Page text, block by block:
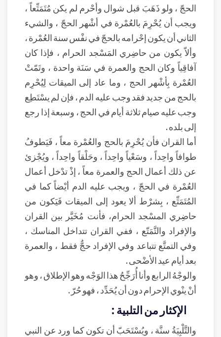
الحجّ ، ولو ذَهَبَ قبل شوال وأحْرم لم يكن مُتَمَتِّعاً ،
ويجب أن يُحْرِمَ بالعُمْرة في أشْهر الحجّ ، والشيء
الثاني أن يكون إحْرامه بالحجّ في نفْس سنة العُمْرة ،
وألاّ يكون من حاضِري المَسْجد الحرام ، فإذا كان
آفاقِياً وكان الحج والعمرة في سَنَة واحدة ، وتَمّتْ
العُمْرة بِأشْهر الحج ، وما عاد إلى الميقات لِيُحْرِم
بالحج من جديد فقد وجب عليه الدم ، فإن لم يسْتَطِع
وجب عليه صيام ثلاثة أيام في الحج ، وسبعة إذا رجع
إلى بلده .
أما القران فأن يُحْرِمَ بالحج والعُمْرة معاً ، فَيَطوفُ
طوافاً واحِداً ، وسَعْياً واحِداً ، وحَلْقاً واحِداً ، ويُجْزئ
عن ذلك أعمال الحج والعمرة معاً ، إذْ تدْخل أعمال
العُمْرة في الحجّ ، ويجب عليه الدم أيْضاً كما في
المُتَمَتِّع ، بِشرْط ألا يعود إلى الميقات فَيَكون من
حاضِري المسْجد الحرام، فأنت مُخَيَّر بين القران
والإفراد والتَّمَتّع ، ففي القران تتداخل المناسك ،
وفي التمتَّع تتباعد وفي الإفراد حجٌّ فقط ، والعمرة
بعد أيام عيد الأضْحى .
والوجْهُ الرابع وأنا أُرَجِّحُ هذا الوَجْه وهو الإطلاق ، وهو
أنْ ينْوي الإحرام دون أن يُحَدِّد ، فهو حُرّ .
الإكثار من التلبية :
والتَّلْبِيَةُ سنَّة ، ويُسْتَحَبّ أن تكون كما ورد عن النبي